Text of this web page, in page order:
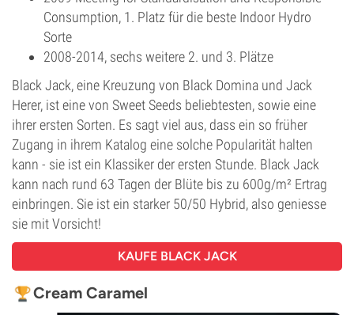
Consumption, 1. Platz für die beste Indoor Hydro
Sorte
2008-2014, sechs weitere 2. und 3. Plätze
Black Jack, eine Kreuzung von Black Domina und Jack
Herer, ist eine von Sweet Seeds beliebtesten, sowie eine
ihrer ersten Sorten. Es sagt viel aus, dass ein so früher
Zugang in ihrem Katalog eine solche Popularität halten
kann - sie ist ein Klassiker der ersten Stunde. Black Jack
kann nach rund 63 Tagen der Blüte bis zu 600g/m² Ertrag
einbringen. Sie ist ein starker 50/50 Hybrid, also geniesse
sie mit Vorsicht!
KAUFE BLACK JACK
Cream Caramel